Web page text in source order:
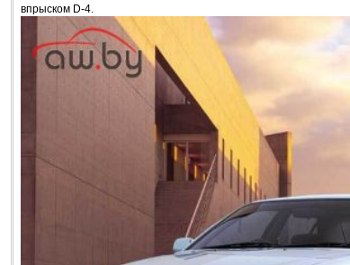
впрыском D-4.